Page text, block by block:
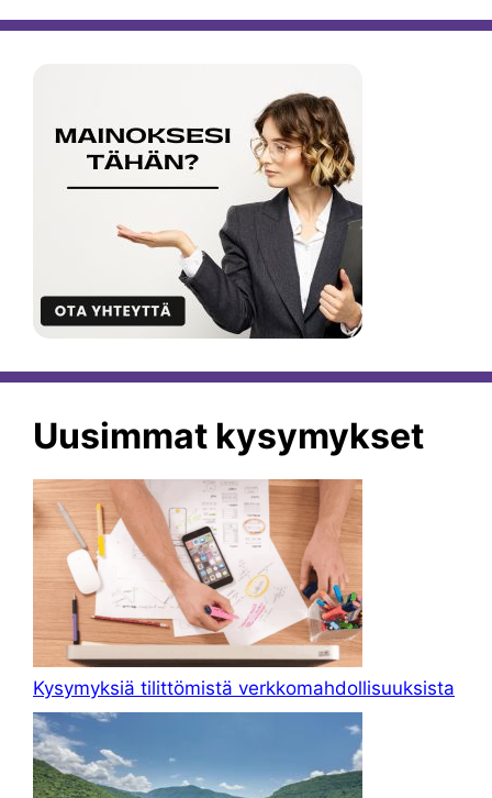
Uusimmat kysymykset
Kysymyksiä tilittömistä verkkomahdollisuuksista